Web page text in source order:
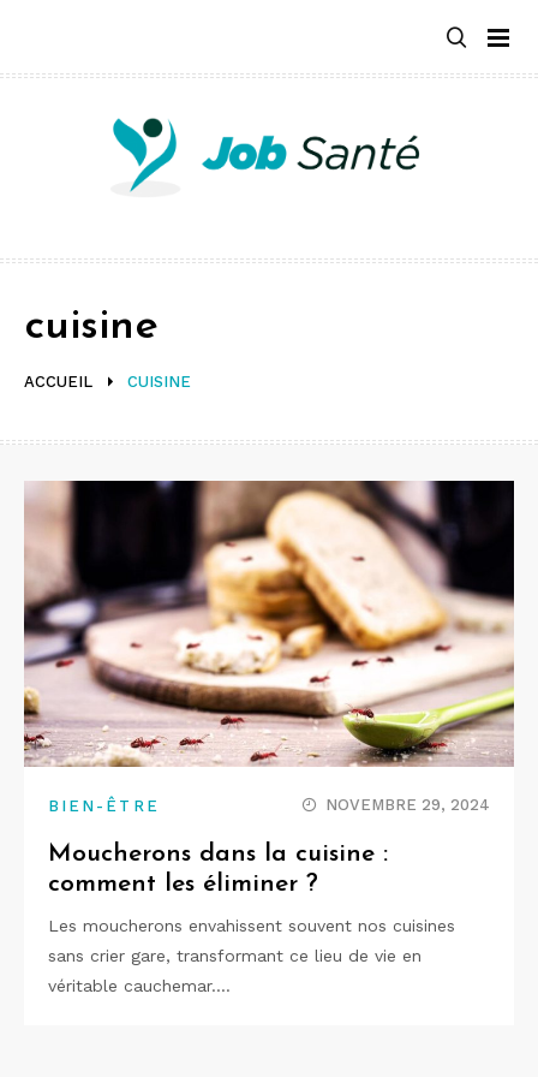
contenu
ACCUEIL CUISINE
cuisine
BIEN-ÊTRE NOVEMBRE 29, 2024
Moucherons dans la cuisine :
comment les éliminer ?
Les moucherons envahissent souvent nos cuisines
sans crier gare, transformant ce lieu de vie en
véritable cauchemar.…